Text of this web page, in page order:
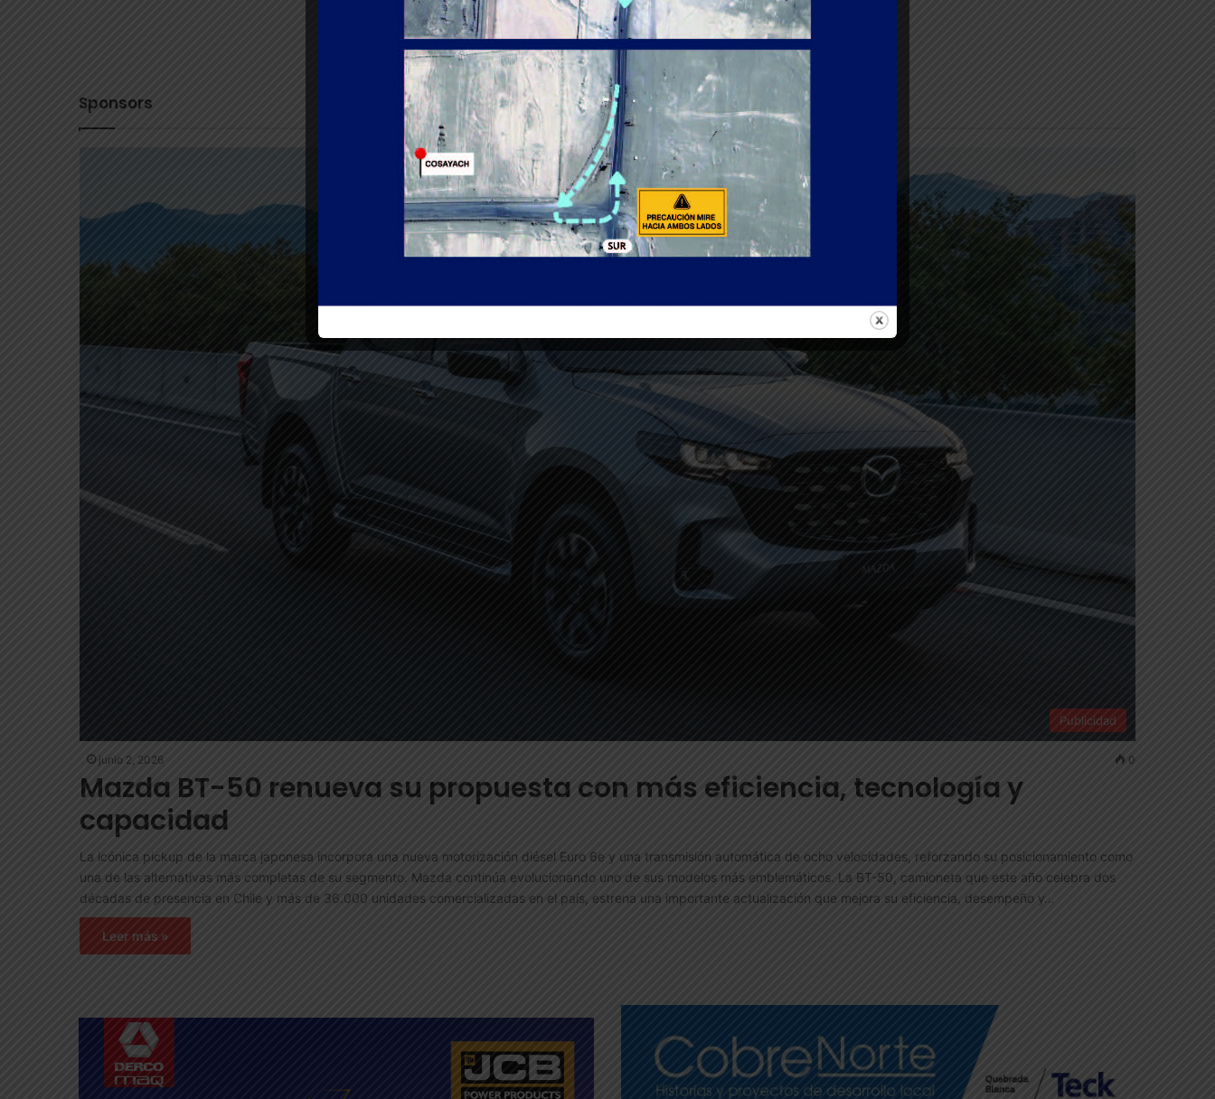
Sponsors
Publicidad
junio 2, 2026 0
Mazda BT-50 renueva su propuesta con más eficiencia, tecnología y
capacidad
La icónica pickup de la marca japonesa incorpora una nueva motorización diésel Euro 6e y una transmisión automática de ocho velocidades, reforzando su posicionamiento como
una de las alternativas más completas de su segmento. Mazda continúa evolucionando uno de sus modelos más emblemáticos. La BT-50, camioneta que este año celebra dos
décadas de presencia en Chile y más de 36.000 unidades comercializadas en el país, estrena una importante actualización que mejora su eficiencia, desempeño y…
Leer más »